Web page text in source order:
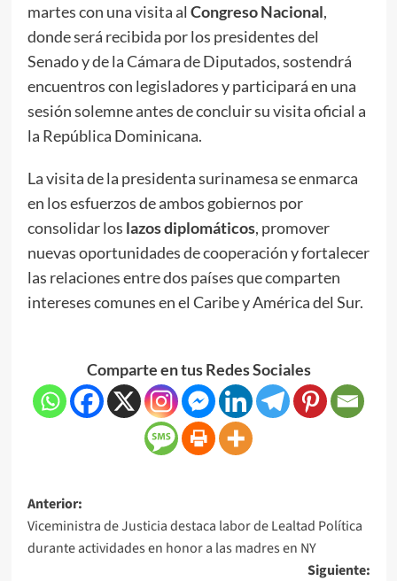
martes con una visita al Congreso Nacional,
donde será recibida por los presidentes del
Senado y de la Cámara de Diputados, sostendrá
encuentros con legisladores y participará en una
sesión solemne antes de concluir su visita oficial a
la República Dominicana.
La visita de la presidenta surinamesa se enmarca
en los esfuerzos de ambos gobiernos por
consolidar los lazos diplomáticos, promover
nuevas oportunidades de cooperación y fortalecer
las relaciones entre dos países que comparten
intereses comunes en el Caribe y América del Sur.
Comparte en tus Redes Sociales
Anterior:
Viceministra de Justicia destaca labor de Lealtad Política
durante actividades en honor a las madres en NY
Siguiente: